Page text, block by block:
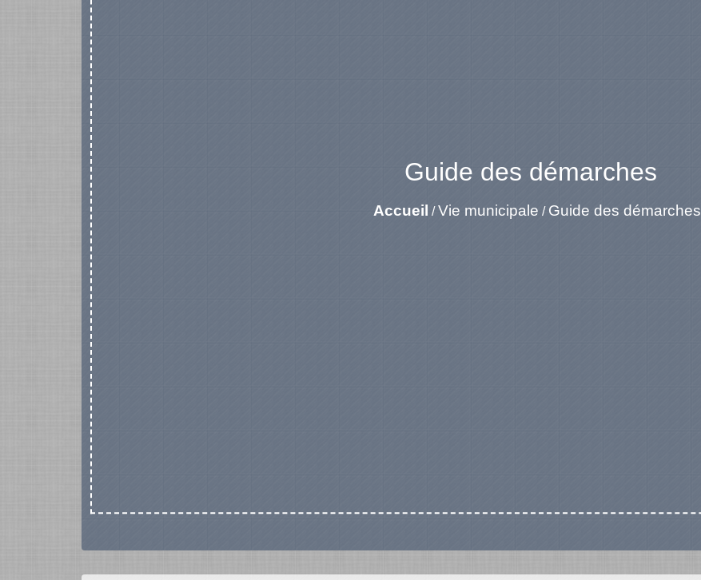
Guide des démarches
Accueil /Vie municipale / Guide des démarches